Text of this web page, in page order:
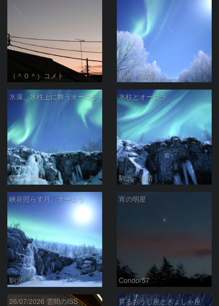
（＾０＾）コメト 駒沢 満晴
氷瀑、氷柱上に舞うオーロラ
駒沢 満晴
氷柱とオーロラ
駒沢 満晴
峡谷照らす月、オーロラ
駒沢 満晴
宵の明星
Condor57
26/07/2026 雲間のISS 昇るおうし座とぎょしゃ座